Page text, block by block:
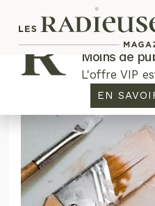
Plus de
Moins de
L'offre VIP
EN